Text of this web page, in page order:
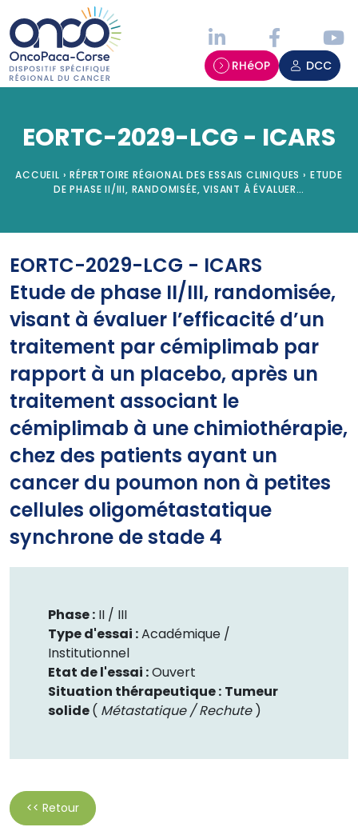
RHéOP DCC
EORTC-2029-LCG - ICARS
ACCUEIL › RÉPERTOIRE RÉGIONAL DES ESSAIS CLINIQUES › ETUDE
DE PHASE II/III, RANDOMISÉE, VISANT À ÉVALUER…
EORTC-2029-LCG - ICARS
Etude de phase II/III, randomisée,
visant à évaluer l’efficacité d’un
traitement par cémiplimab par
rapport à un placebo, après un
traitement associant le
cémiplimab à une chimiothérapie,
chez des patients ayant un
cancer du poumon non à petites
cellules oligométastatique
synchrone de stade 4
Phase : II / III
Type d'essai :Académique /
Institutionnel
Etat de l'essai :Ouvert
Situation thérapeutique : Tumeur
solide( Métastatique / Rechute)
<< Retour
Panneau de gestion des cookies